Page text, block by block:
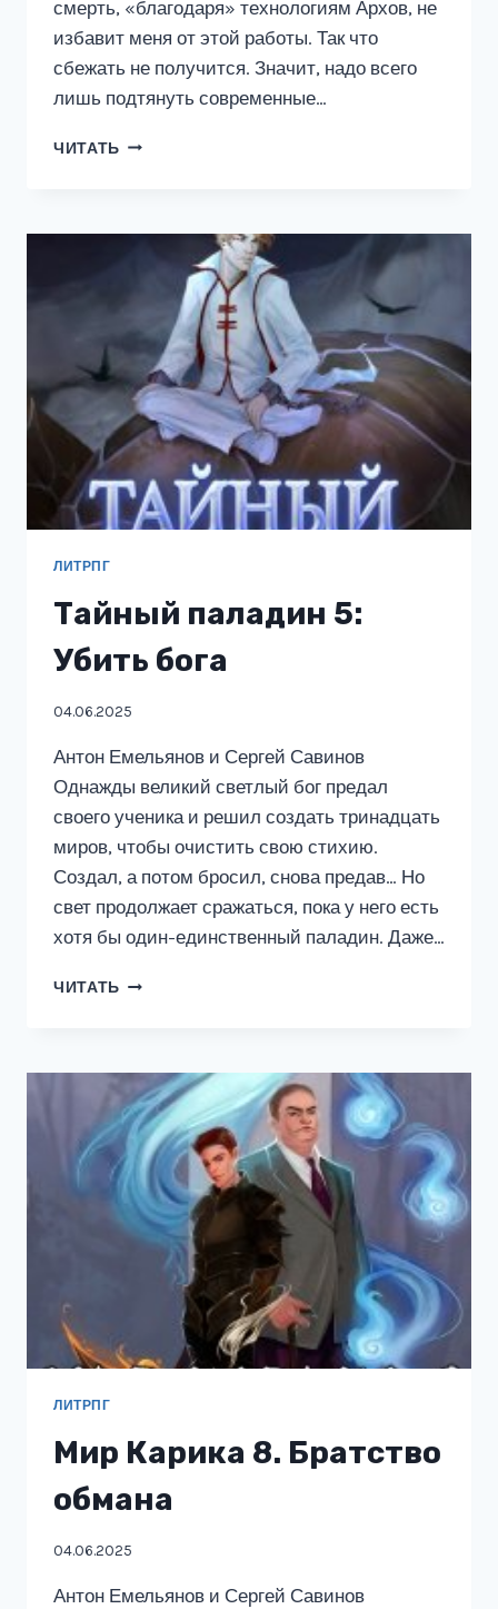
смерть, «благодаря» технологиям Архов, не
избавит меня от этой работы. Так что
сбежать не получится. Значит, надо всего
лишь подтянуть современные…
ЧИТАТЬ АРХИ-
ЛИТРПГ
Тайный паладин 5:
Убить бога
04.06.2025
Антон Емельянов и Сергей Савинов
Однажды великий светлый бог предал
своего ученика и решил создать тринадцать
миров, чтобы очистить свою стихию.
Создал, а потом бросил, снова предав… Но
свет продолжает сражаться, пока у него есть
хотя бы один-единственный паладин. Даже…
ЧИТАТЬ ТАЙНЫЙ
БОГА
ЛИТРПГ
Мир Карика 8. Братство
обмана
04.06.2025
Антон Емельянов и Сергей Савинов